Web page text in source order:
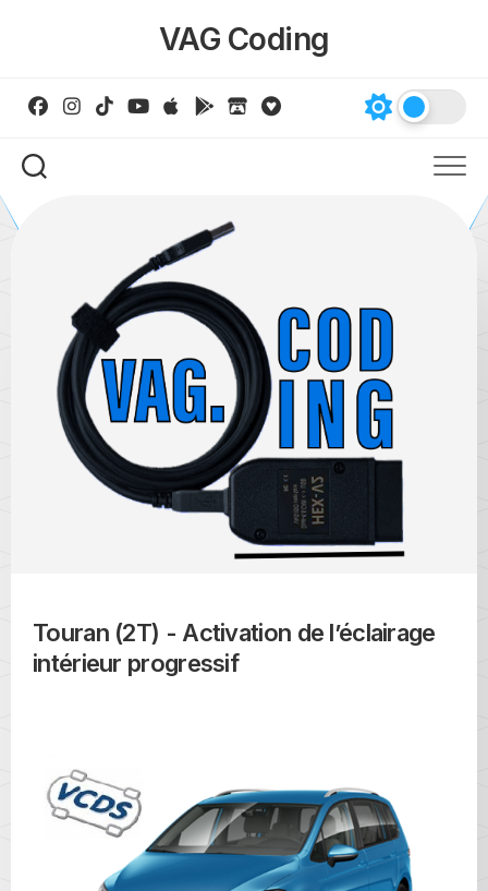
VAG Coding
Touran (2T) - Activation de l’éclairage
intérieur progressif